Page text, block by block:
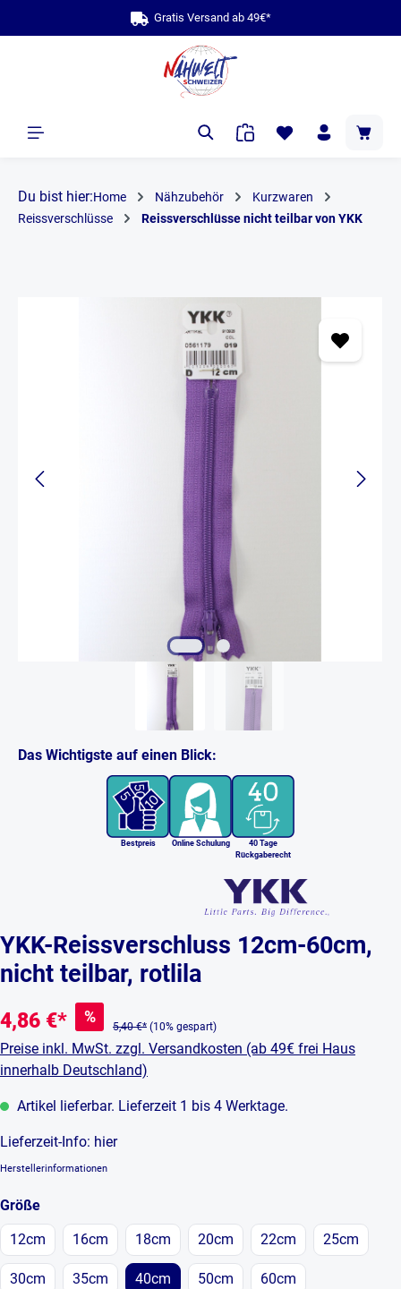
Gratis Versand ab 49€*
Du bist hier:Home Nähzubehör
Kurzwaren
Reissverschlüsse
Reissverschlüsse nicht teilbar von YKK
Das Wichtigste auf einen Blick:
Bestpreis Online Schulung
40 Tage
Rückgaberecht
YKK-Reissverschluss 12cm-60cm,
nicht teilbar, rotlila
4,86 €* %
5,40 €* (10% gespart)
Preise inkl. MwSt. zzgl. Versandkosten (ab 49€ frei Haus
innerhalb Deutschland)
Artikel lieferbar. Lieferzeit 1 bis 4 Werktage.
Lieferzeit-Info: hier
Herstellerinformationen
Größeauswählen
12cm 16cm 18cm 20cm 22cm 25cm
30cm 35cm 40cm 50cm 60cm